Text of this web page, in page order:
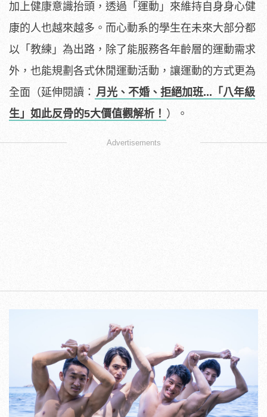
加上健康意識抬頭，透過「運動」來維持自身身心健
康的人也越來越多。而心動系的學生在未來大部分都
以「教練」為出路，除了能服務各年齡層的運動需求
外，也能規劃各式休閒運動活動，讓運動的方式更為
全面（延伸閱讀： 月光、不婚、拒絕加班...「八年級
生」如此反骨的5大價值觀解析！ ）。
Advertisements